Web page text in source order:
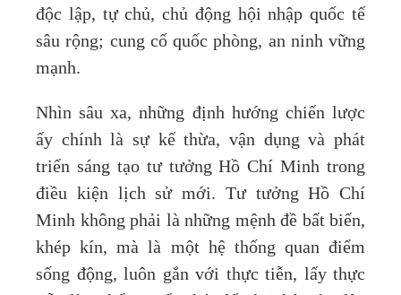
độc lập, tự chủ, chủ động hội nhập quốc tế
sâu rộng; cung cố quốc phòng, an ninh vững
mạnh.
Nhìn sâu xa, những định hướng chiến lược
ấy chính là sự kế thừa, vận dụng và phát
triển sáng tạo tư tưởng Hồ Chí Minh trong
điều kiện lịch sử mới. Tư tưởng Hồ Chí
Minh không phải là những mệnh đề bất biến,
khép kín, mà là một hệ thống quan điểm
sống động, luôn gắn với thực tiễn, lấy thực